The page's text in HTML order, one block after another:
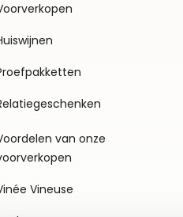
van onze
Vineuse